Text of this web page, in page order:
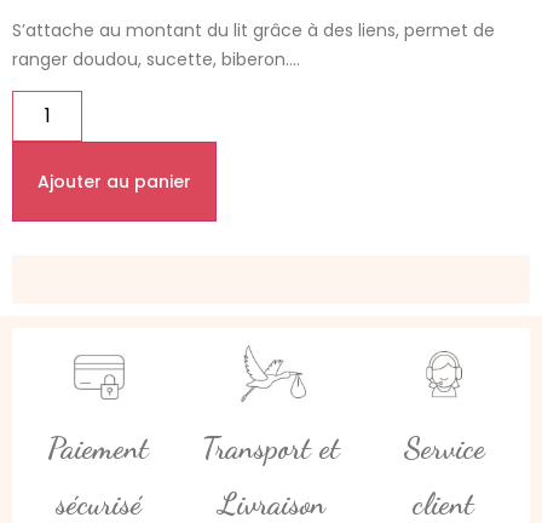
S’attache au montant du lit grâce à des liens, permet de
ranger doudou, sucette, biberon….
Ajouter au panier
Paiement
sécurisé
Transport et
Livraison
Service
client